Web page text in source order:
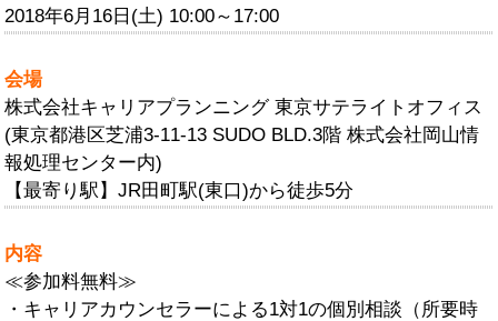
2018年6月16日(土) 10:00～17:00
会場
株式会社キャリアプランニング 東京サテライトオフィス
(東京都港区芝浦3-11-13 SUDO BLD.3階 株式会社岡山情
報処理センター内)
【最寄り駅】JR田町駅(東口)から徒歩5分
内容
≪参加料無料≫
・キャリアカウンセラーによる1対1の個別相談（所要時